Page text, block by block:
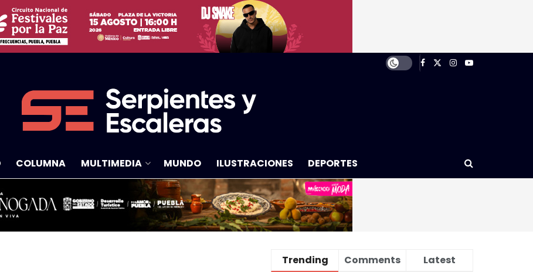
COLUMNA MULTIMEDIA MUNDO ILUSTRACIONES DEPORTES
Trending Comments Latest